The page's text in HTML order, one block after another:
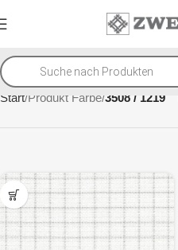
Start Produkt Farbe 3508 / 1219